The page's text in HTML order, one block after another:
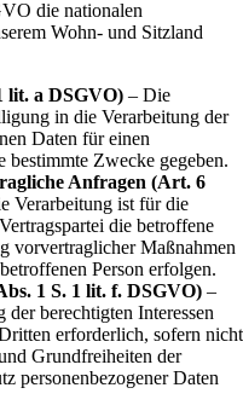
die nationalen
Wohn- und Sitzland
lit. a DSGVO) – Die
in die Verarbeitung der
Daten für einen
bestimmte Zwecke gegeben.
Anfragen (Art. 6
Verarbeitung ist für die
die betroffene
vorvertraglicher Maßnahmen
Person erfolgen.
1 S. 1 lit. f. DSGVO) –
berechtigten Interessen
erforderlich, sofern nicht
Grundfreiheiten der
personenbezogener Daten